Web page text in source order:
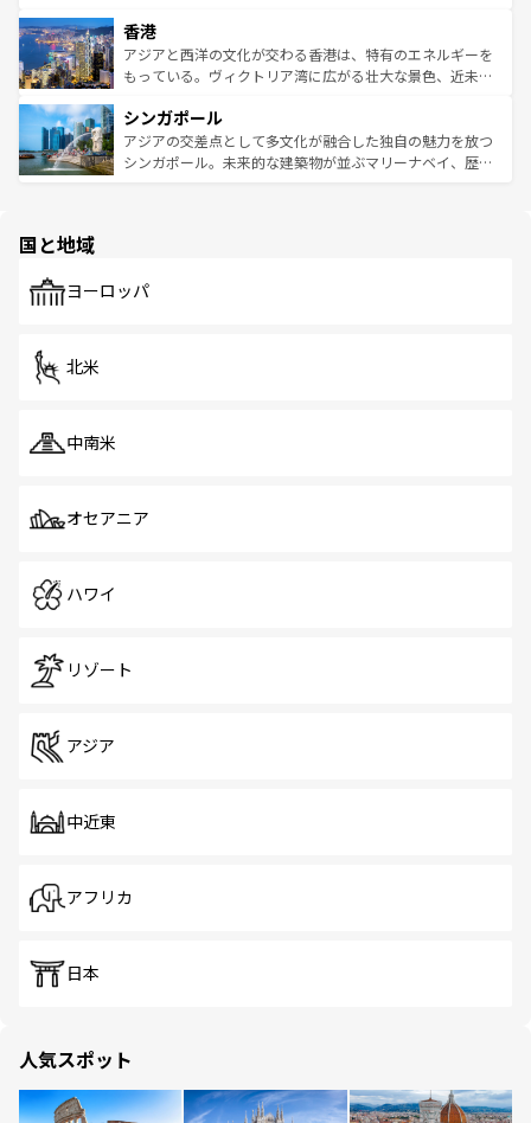
とつ。フォーやバインミー、ベトナムコーヒーなどは、ぜ
ひ現地で味わいたい。どの地域を訪れてもあたたかい人々
が旅行者を迎えてくれるので、きっと忘れられない旅にな
参照してほしい。
の活気が交差している。北部ではチェンマイなどの山岳地
帯で自然と触れ合い、南部ではプーケットやクラビの美し
いビーチでリゾート気分を楽しむことができる。タイ料理
激する。気候は一年中温暖で、どの季節にも異なる楽しみ
が待っている。親しみやすいタイの人々、仏教を中心とし
た文化、そして多様な観光資源が、訪れる旅人を魅了し続
香港
アジアと西洋の文化が交わる香港は、特有のエネルギーを
もっている。ヴィクトリア湾に広がる壮大な景色、近未来
み、どこを訪れても感動するはず。観光スポットが密集し
ており、効率よく見どころを回れるのも魅力。息をのむよ
うな絶景から文化的な体験まで、香港を存分に楽しみ尽く
シンガポール
アジアの交差点として多文化が融合した独自の魅力を放つ
シンガポール。未来的な建築物が並ぶマリーナベイ、歴史
で、ホーカーズは地元の風情を楽しめる外せないスポット
国と地域
ヨーロッパ
北米
中南米
オセアニア
ハワイ
リゾート
アジア
中近東
アフリカ
日本
人気スポット